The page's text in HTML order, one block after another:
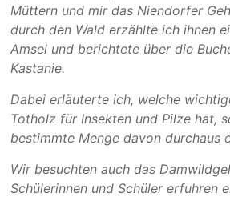
Müttern und mir das Niendorfer
durch den Wald erzählte ich ihnen
Amsel und berichtete über die
Kastanie.
Dabei erläuterte ich, welche
Totholz für Insekten und Pilze hat,
bestimmte Menge davon durchaus
Wir besuchten auch das
Schülerinnen und Schüler erfuhren